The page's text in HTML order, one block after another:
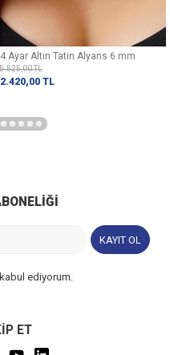
Ayar Altın Tatin Alyans 6 mm
TL
TL
KAYIT OL
ediyorum.
ET